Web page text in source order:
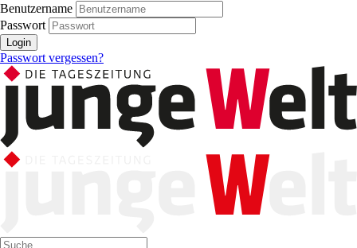
Benutzername
Passwort
Login
Passwort vergessen?